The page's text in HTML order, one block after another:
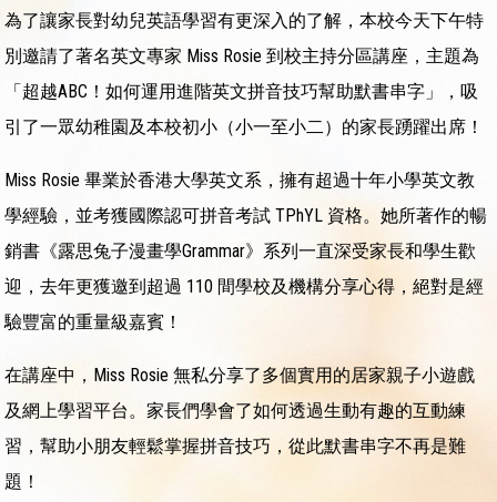
為了讓家長對幼兒英語學習有更深入的了解，本校今天下午特
別邀請了著名英文專家 Miss Rosie 到校主持分區講座，主題為
「超越ABC！如何運用進階英文拼音技巧幫助默書串字」，吸
引了一眾幼稚園及本校初小（小一至小二）的家長踴躍出席！
Miss Rosie 畢業於香港大學英文系，擁有超過十年小學英文教
學經驗，並考獲國際認可拼音考試 TPhYL 資格。她所著作的暢
銷書《露思兔子漫畫學Grammar》系列一直深受家長和學生歡
迎，去年更獲邀到超過 110 間學校及機構分享心得，絕對是經
驗豐富的重量級嘉賓！
在講座中，Miss Rosie 無私分享了多個實用的居家親子小遊戲
及網上學習平台。家長們學會了如何透過生動有趣的互動練
習，幫助小朋友輕鬆掌握拼音技巧，從此默書串字不再是難
題！